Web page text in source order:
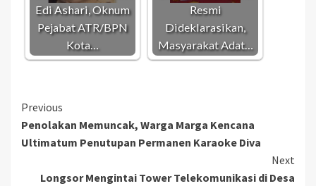
Edi Ashari, Oknum
Pejabat ATR/BPN
Kota…
Resmi
Dideklarasikan,
Masyarakat Adat…
Continue
Reading
Previous
Penolakan Memuncak, Warga Marga Kencana
Ultimatum Penutupan Permanen Karaoke Diva
Next
Longsor Mengintai Tower Telekomunikasi di Desa